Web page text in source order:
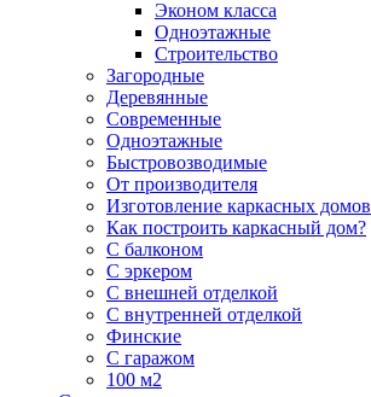
Эконом класса
Одноэтажные
Строительство
Загородные
Деревянные
Современные
Одноэтажные
Быстровозводимые
От производителя
Изготовление каркасных домов
Как построить каркасный дом?
С балконом
С эркером
С внешней отделкой
С внутренней отделкой
Финские
С гаражом
100 м2